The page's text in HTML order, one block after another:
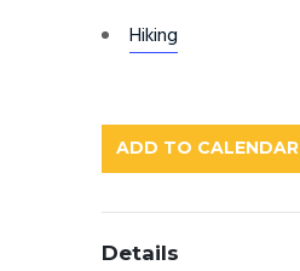
Hiking
ADD TO CALENDAR
Details